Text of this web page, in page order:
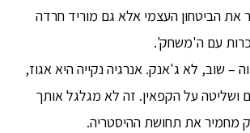
הביטחון העצמי אלא גם מוריד חרדה
עם ה'משחק'.
– שוב, לא ג'אנק. אנרגיה נקייה היא אגוז,
ושליטה על הקפאין. זה לא מגלגל אותך
מחמיר את תחושת ההיסטריה.